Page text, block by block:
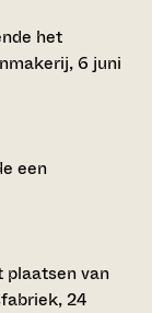
het
6 juni
een
plaatsen van
24